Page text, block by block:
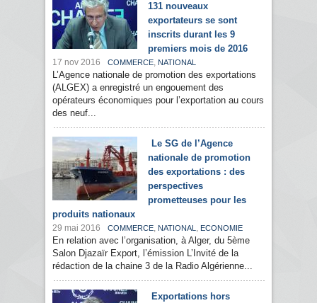
131 nouveaux
exportateurs se sont
inscrits durant les 9
premiers mois de 2016
17 nov 2016 COMMERCE, NATIONAL
L’Agence nationale de promotion des exportations
(ALGEX) a enregistré un engouement des
opérateurs économiques pour l’exportation au cours
des neuf...
Le SG de l’Agence
nationale de promotion
des exportations : des
perspectives
prometteuses pour les
produits nationaux
29 mai 2016 COMMERCE, NATIONAL , ECONOMIE
En relation avec l’organisation, à Alger, du 5ème
Salon Djazaïr Export, l’émission L’Invité de la
rédaction de la chaine 3 de la Radio Algérienne...
Exportations hors